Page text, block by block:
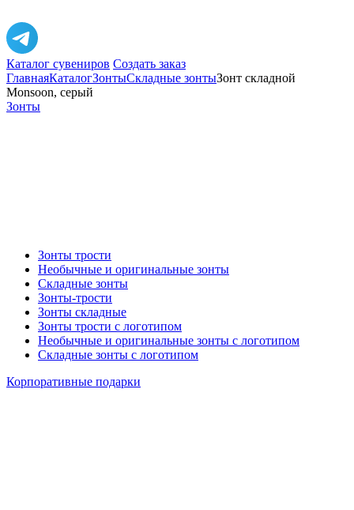
Каталог сувениров Создать заказ
ГлавнаяКаталогЗонтыСкладные зонтыЗонт складной
Monsoon, серый
Зонты
Зонты трости
Необычные и оригинальные зонты
Складные зонты
Зонты-трости
Зонты складные
Зонты трости с логотипом
Необычные и оригинальные зонты с логотипом
Складные зонты с логотипом
Корпоративные подарки